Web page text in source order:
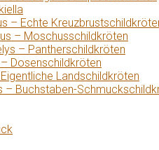
– Echte
– Moschusschildkröten
– Pantherschildkröten
Dosenschildkröten
Landschildkröten
– Buchstaben-